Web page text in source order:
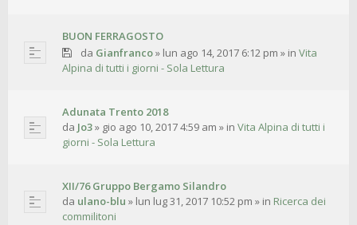
BUON FERRAGOSTO
da Gianfranco» lun ago 14, 2017 6:12 pm » in Vita
Alpina di tutti i giorni - Sola Lettura
Adunata Trento 2018
da Jo3» gio ago 10, 2017 4:59 am » in Vita Alpina di tutti i
giorni - Sola Lettura
XII/76 Gruppo Bergamo Silandro
da ulano-blu » lun lug 31, 2017 10:52 pm » in Ricerca dei
commilitoni